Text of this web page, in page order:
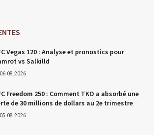
Vegas 120 : Analyse et pronostics pour
vs Salkilld
06.08.2026
Freedom 250 : Comment TKO a absorbé une
de 30 millions de dollars au 2e trimestre
05.08.2026